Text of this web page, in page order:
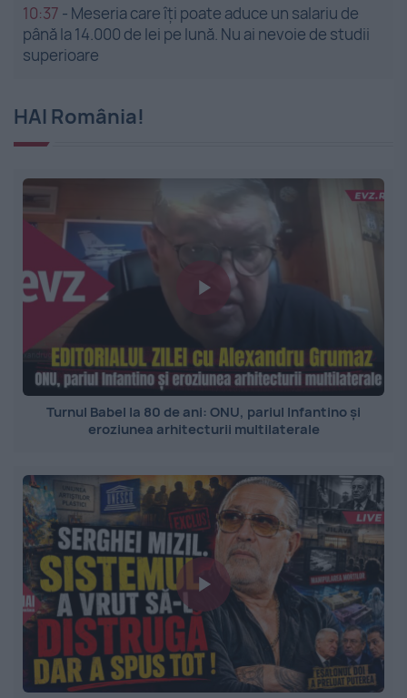
10:37 - Meseria care îți poate aduce un salariu de
până la 14.000 de lei pe lună. Nu ai nevoie de studii
superioare
HAI România!
Turnul Babel la 80 de ani: ONU, pariul Infantino și
eroziunea arhitecturii multilaterale